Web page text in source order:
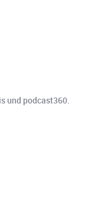
und podcast360.